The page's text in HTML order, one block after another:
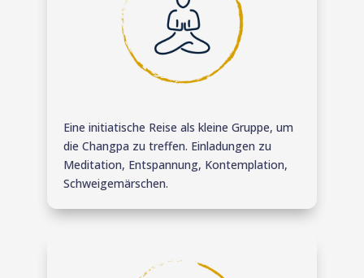
Eine initiatische Reise als kleine Gruppe, um
die Changpa zu treffen. Einladungen zu
Meditation, Entspannung, Kontemplation,
Schweigemärschen.